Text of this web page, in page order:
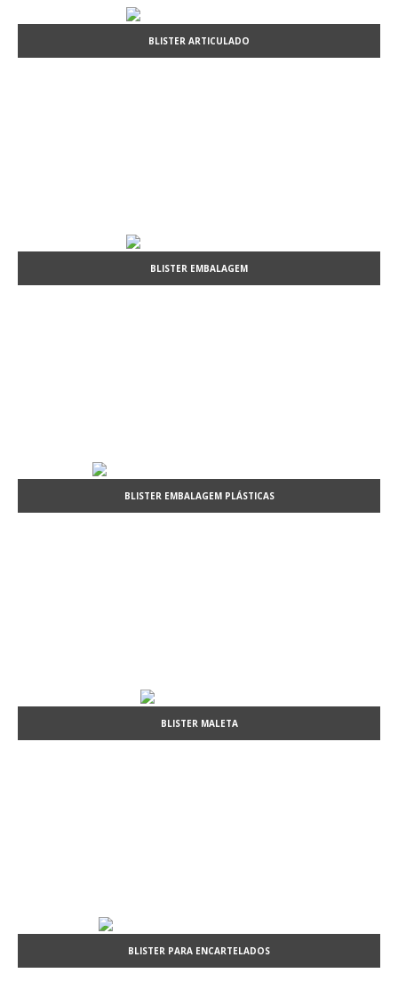
BLISTER ARTICULADO
BLISTER EMBALAGEM
BLISTER EMBALAGEM PLÁSTICAS
BLISTER MALETA
BLISTER PARA ENCARTELADOS